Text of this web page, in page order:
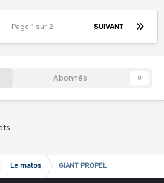
SUIVANT
Page 1 sur 2
Abonnés 0
Le matos GIANT PROPEL